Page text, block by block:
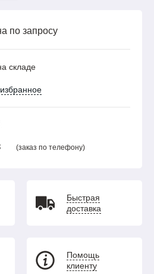
по запросу
складе
(заказ по телефону)
Быстрая
доставка
Помощь
клиенту